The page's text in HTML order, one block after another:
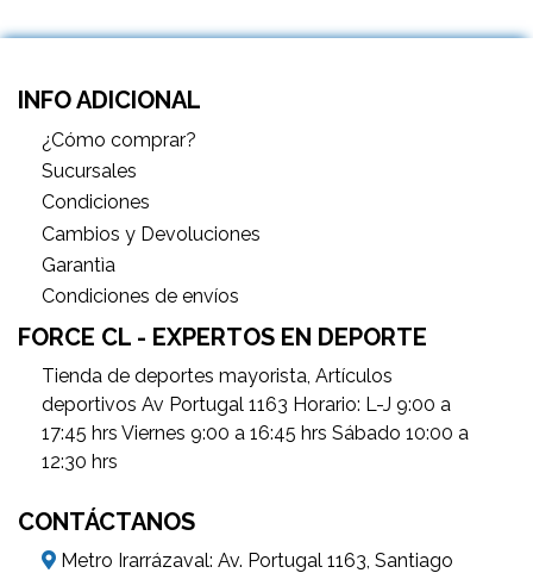
INFO ADICIONAL
¿Cómo comprar?
Sucursales
Condiciones
Cambios y Devoluciones
Garantìa
Condiciones de envíos
FORCE CL - EXPERTOS EN DEPORTE
Tienda de deportes mayorista, Artículos
deportivos Av Portugal 1163 Horario: L-J 9:00 a
17:45 hrs Viernes 9:00 a 16:45 hrs Sábado 10:00 a
12:30 hrs
CONTÁCTANOS
Metro Irarrázaval: Av. Portugal 1163, Santiago